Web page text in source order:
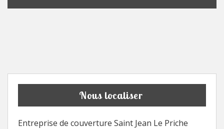
Nous localiser
Entreprise de couverture Saint Jean Le Priche